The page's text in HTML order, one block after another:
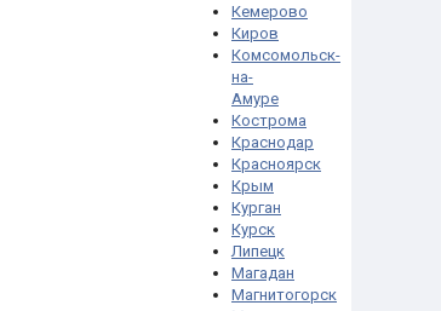
Кемерово
Киров
Комсомольск-
на-
Амуре
Кострома
Краснодар
Красноярск
Крым
Курган
Курск
Липецк
Магадан
Магнитогорск